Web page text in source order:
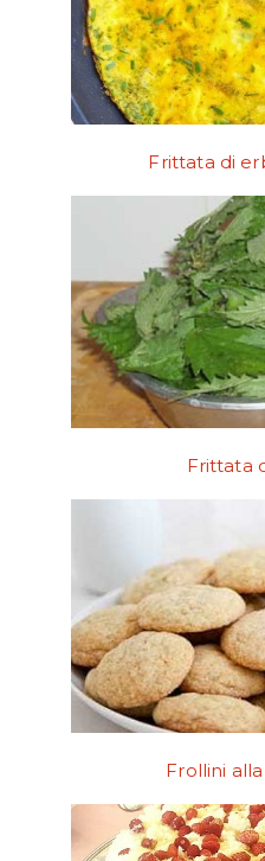
Frittata di
Frittata
Frollini